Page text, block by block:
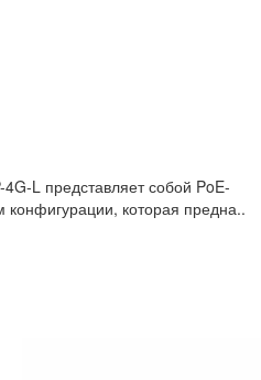
L представляет собой PoE-
которая предна..